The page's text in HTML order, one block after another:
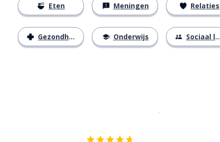
Eten
Gezondheid
Meningen
Onderwijs
Relaties
Sociaal leven